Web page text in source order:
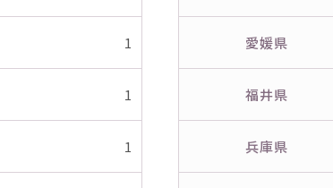
1
1
1
愛媛県
福井県
兵庫県